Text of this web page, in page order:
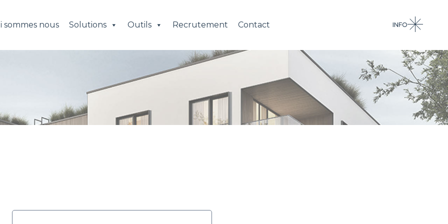
sommes nous Solutions Outils Recrutement Contact INFO